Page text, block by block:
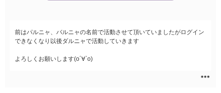
前はパルニャ、バルニャの名前で活動させて頂いていましたがログイン
できなくなり以後ダルニャで活動していきます
よろしくお願いします(о´∀`о)